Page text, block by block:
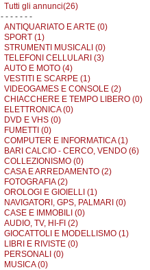
Tutti gli annunci(26)
- - - - - - -
ANTIQUARIATO E ARTE (0)
SPORT (1)
STRUMENTI MUSICALI (0)
TELEFONI CELLULARI (3)
AUTO E MOTO (4)
VESTITI E SCARPE (1)
VIDEOGAMES E CONSOLE (2)
CHIACCHERE E TEMPO LIBERO (0)
ELETTRONICA (0)
DVD E VHS (0)
FUMETTI (0)
COMPUTER E INFORMATICA (1)
BARI CALCIO - CERCO, VENDO (6)
COLLEZIONISMO (0)
CASA E ARREDAMENTO (2)
FOTOGRAFIA (2)
OROLOGI E GIOIELLI (1)
NAVIGATORI, GPS, PALMARI (0)
CASE E IMMOBILI (0)
AUDIO, TV, HI-FI (2)
GIOCATTOLI E MODELLISMO (1)
LIBRI E RIVISTE (0)
PERSONALI (0)
MUSICA (0)